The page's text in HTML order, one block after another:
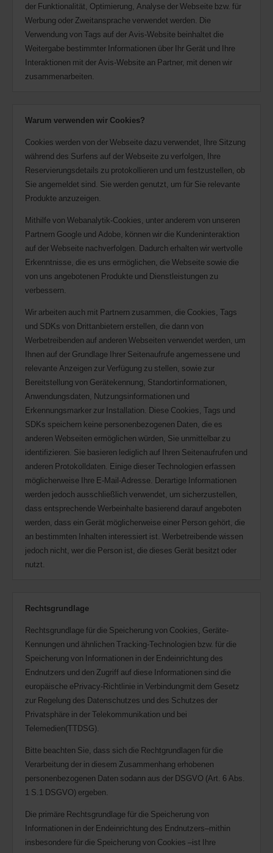
der Funktionalität, Optimierung, Analyse der Webseite bzw. für
Werbung oder Zweitansprache verwendet werden. Die
Verwendung von Tags auf der Avis-Website beinhaltet die
Weitergabe bestimmter Informationen über Ihr Gerät und Ihre
Interaktionen mit der Avis-Website an Partner, mit denen wir
zusammenarbeiten.
Warum verwenden wir Cookies?
Cookies werden von der Webseite dazu verwendet, Ihre Sitzung
während des Surfens auf der Webseite zu verfolgen, Ihre
Reservierungsdetails zu protokollieren und um festzustellen, ob
Sie angemeldet sind. Sie werden genutzt, um für Sie relevante
Produkte anzuzeigen.
Mithilfe von Webanalytik-Cookies, unter anderem von unseren
Partnern Google und Adobe, können wir die Kundeninteraktion
auf der Webseite nachverfolgen. Dadurch erhalten wir wertvolle
Erkenntnisse, die es uns ermöglichen, die Webseite sowie die
von uns angebotenen Produkte und Dienstleistungen zu
verbessern.
Wir arbeiten auch mit Partnern zusammen, die Cookies, Tags
und SDKs von Drittanbietern erstellen, die dann von
Werbetreibenden auf anderen Webseiten verwendet werden, um
Ihnen auf der Grundlage Ihrer Seitenaufrufe angemessene und
relevante Anzeigen zur Verfügung zu stellen, sowie zur
Bereitstellung von Gerätekennung, Standortinformationen,
Anwendungsdaten, Nutzungsinformationen und
Erkennungsmarker zur Installation. Diese Cookies, Tags und
SDKs speichern keine personenbezogenen Daten, die es
anderen Webseiten ermöglichen würden, Sie unmittelbar zu
identifizieren. Sie basieren lediglich auf Ihren Seitenaufrufen und
anderen Protokolldaten. Einige dieser Technologien erfassen
möglicherweise Ihre E-Mail-Adresse. Derartige Informationen
werden jedoch ausschließlich verwendet, um sicherzustellen,
dass entsprechende Werbeinhalte basierend darauf angeboten
werden, dass ein Gerät möglicherweise einer Person gehört, die
an bestimmten Inhalten interessiert ist. Werbetreibende wissen
jedoch nicht, wer die Person ist, die dieses Gerät besitzt oder
nutzt.
Rechtsgrundlage
Rechtsgrundlage für die Speicherung von Cookies, Geräte-
Kennungen und ähnlichen Tracking-Technologien bzw. für die
Speicherung von Informationen in der Endeinrichtung des
Endnutzers und den Zugriff auf diese Informationen sind die
europäische ePrivacy-Richtlinie in Verbindungmit dem Gesetz
zur Regelung des Datenschutzes und des Schutzes der
Privatsphäre in der Telekommunikation und bei
Telemedien(TTDSG).
Bitte beachten Sie, dass sich die Rechtgrundlagen für die
Verarbeitung der in diesem Zusammenhang erhobenen
personenbezogenen Daten sodann aus der DSGVO (Art. 6 Abs.
1 S.1 DSGVO) ergeben.
Die primäre Rechtsgrundlage für die Speicherung von
Informationen in der Endeinrichtung des Endnutzers–mithin
insbesondere für die Speicherung von Cookies –ist Ihre